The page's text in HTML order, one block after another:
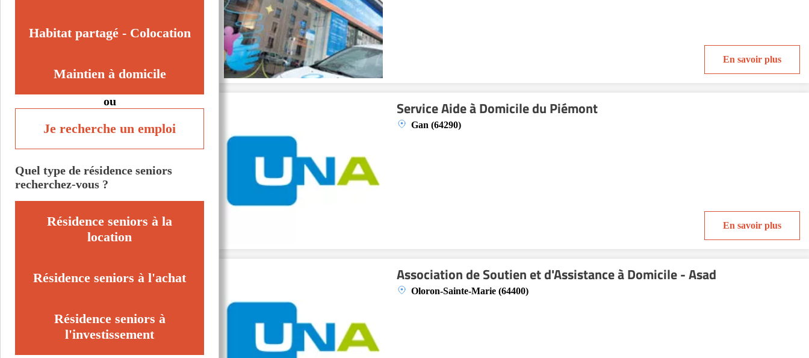
En savoir plus
Service Aide à Domicile du Piémont
Gan (64290)
En savoir plus
Association de Soutien et d'Assistance à Domicile - Asad
Oloron-Sainte-Marie (64400)
Habitat partagé - Colocation
Maintien à domicile
ou
Je recherche un emploi
Quel type de résidence seniors
recherchez-vous ?
Résidence seniors à la
location
Résidence seniors à l'achat
Résidence seniors à
l'investissement